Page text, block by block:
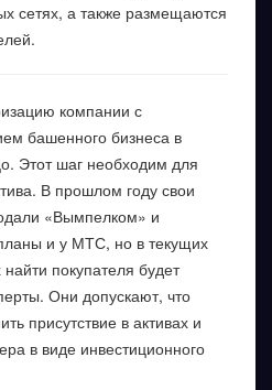
сетях, а также размещаются
компании с
башенного бизнеса в
Этот шаг необходим для
В прошлом году свои
«Вымпелком» и
и у МТС, но в текущих
покупателя будет
Они допускают, что
присутствие в активах и
в виде инвестиционного